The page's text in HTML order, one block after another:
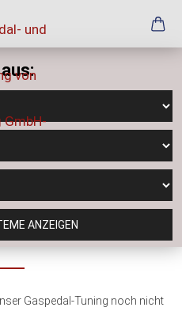
ANZEIGEN
Gaspedal-Tuning noch nicht